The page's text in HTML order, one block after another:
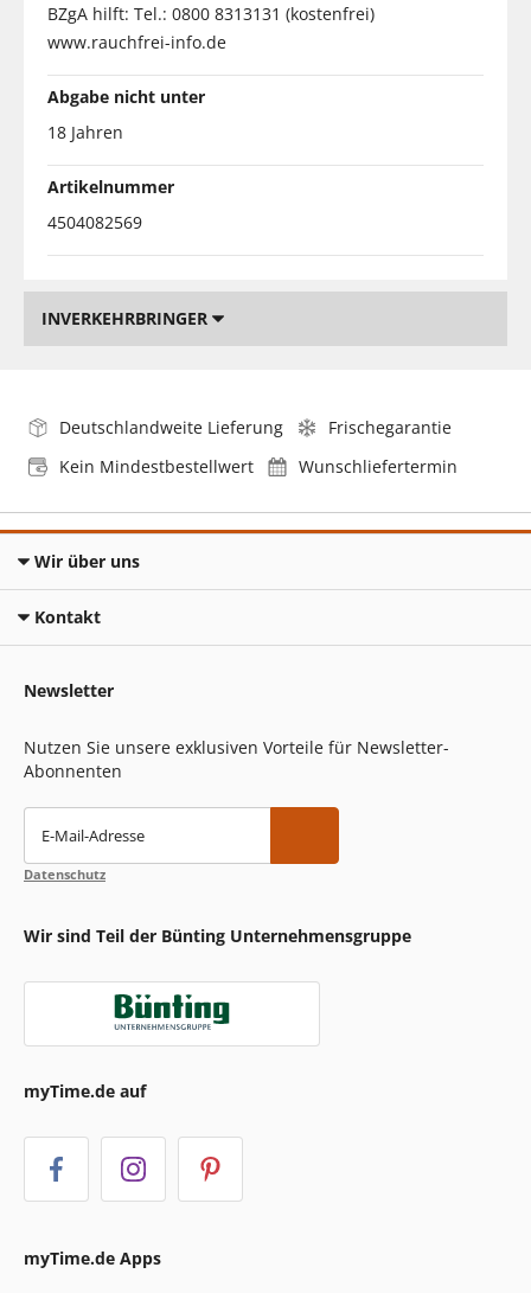
BZgA hilft: Tel.: 0800 8313131 (kostenfrei)
www.rauchfrei-info.de
Abgabe nicht unter
18 Jahren
Artikelnummer
4504082569
INVERKEHRBRINGER
Deutschlandweite Lieferung
Frischegarantie
Kein Mindestbestellwert
Wunschliefertermin
Wir über uns
Kontakt
Newsletter
Nutzen Sie unsere exklusiven Vorteile für Newsletter-
Abonnenten
E-Mail-Adresse
Datenschutz
Wir sind Teil der Bünting Unternehmensgruppe
myTime.de auf
myTime.de Apps